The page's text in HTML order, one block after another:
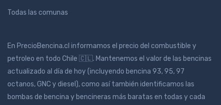
Todas las comunas
En PrecioBencina.cl informamos el precio del combustible y
petroleo en todo Chile 🇨🇱. Mantenemos el valor de las bencinas
actualizado al día de hoy (incluyendo bencina 93, 95, 97
octanos, GNC y diesel), como así también identificamos las
bombas de bencina y bencineras más baratas en todas y cada